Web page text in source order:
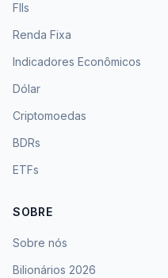
FIIs
Renda Fixa
Indicadores Econômicos
Dólar
Criptomoedas
BDRs
ETFs
SOBRE
Sobre nós
Bilionários 2026